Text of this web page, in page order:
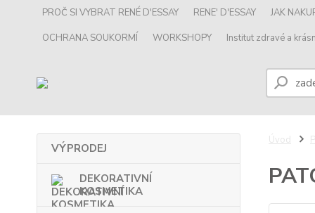
PROČ SI VYBRAT RENÉ D'ESSAY RENE' D'ESSAY
JAK
OCHRANA SOUKORMÍ
WORKSHOPY Institut zdravé a
VÝPRODEJ
DEKORATIVNÍ
KOSMETIKA
Úvod